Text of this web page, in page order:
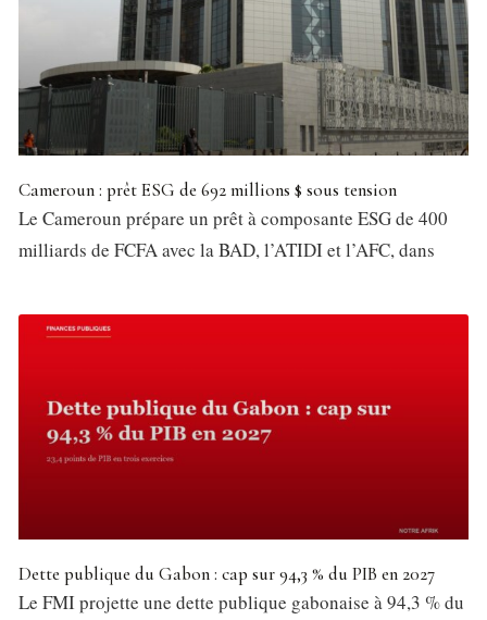
Cameroun : prêt ESG de 692 millions $ sous tension
Le Cameroun prépare un prêt à composante ESG de 400
milliards de FCFA avec la BAD, l’ATIDI et l’AFC, dans
Dette publique du Gabon : cap sur 94,3 % du PIB en 2027
Le FMI projette une dette publique gabonaise à 94,3 % du